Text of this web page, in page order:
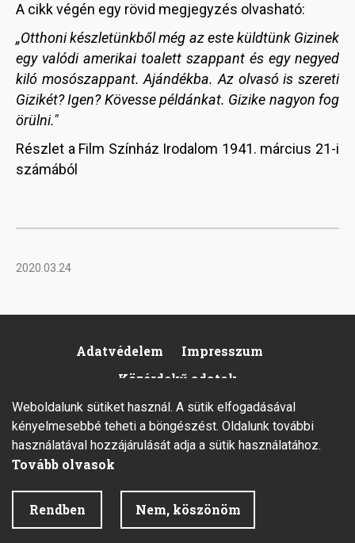
A cikk végén egy rövid megjegyzés olvasható:
„Otthoni készletünkből még az este küldtünk Gizinek
egy valódi amerikai toalett szappant és egy negyed
kiló mosószappant. Ajándékba. Az olvasó is szereti
Gizikét? Igen? Kövesse példánkat. Gizike nagyon fog
örülni."
Részlet a Film Színház Irodalom 1941. március 21-i
számából
2020.03.24
Footer
Adatvédelem
Impresszum
Közérdekű adatok
Fejlesztette az Integral Vision Kft.
Weboldalunk sütiket használ. A sütik elfogadásával
kényelmesebbé teheti a böngészést. Oldalunk további
használatával hozzájárulását adja a sütik használatához.
Tovább olvasok
Rendben Nem, köszönöm